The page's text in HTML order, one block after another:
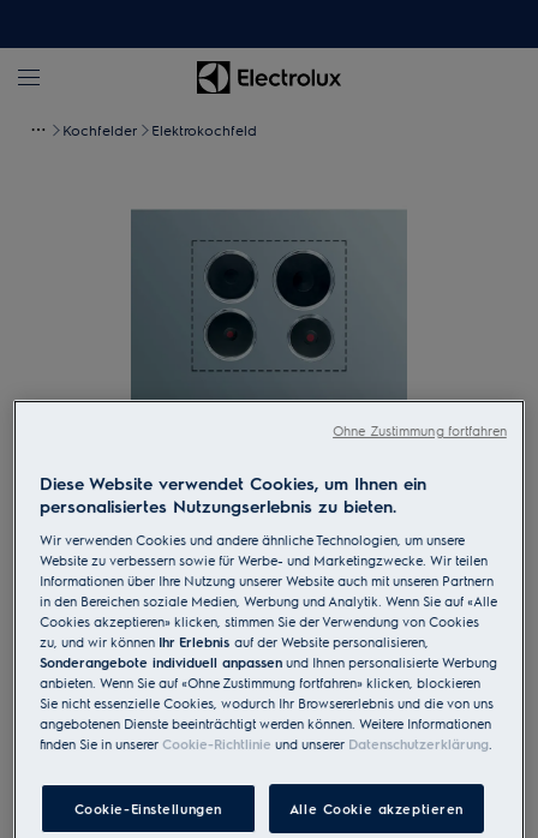
Kochfelder Elektrokochfeld
PS+B423
Guss Kochmulde / Kochplatten-Set
externe Bedienung Sonderform cm
0 (0)
EU Produkt Fiche
CHF 290.00
UVP inkl. MwSt CHF (exkl. vRB)
Diese Website verwendet Cookies, um Ihnen ein
personalisiertes Nutzungserlebnis zu bieten.
Wir verwenden Cookies und andere ähnliche Technologien, um unsere
Website zu verbessern sowie für Werbe- und Marketingzwecke. Wir teilen
Informationen über Ihre Nutzung unserer Website auch mit unseren Partnern
in den Bereichen soziale Medien, Werbung und Analytik. Wenn Sie auf «Alle
Cookies akzeptieren» klicken, stimmen Sie der Verwendung von Cookies
zu, und wir können Ihr Erlebnisauf der Website personalisieren,
Sonderangebote individuell anpassen und Ihnen personalisierte Werbung
anbieten. Wenn Sie auf «Ohne Zustimmung fortfahren» klicken, blockieren
Sie nicht essenzielle Cookies, wodurch Ihr Browsererlebnis und die von uns
angebotenen Dienste beeinträchtigt werden können. Weitere Informationen
finden Sie in unsererCookie-Richtlinie und unserer Datenschutzerklärung.
Cookie-Einstellungen Alle Cookie akzeptieren
Ohne Zustimmung fortfahren